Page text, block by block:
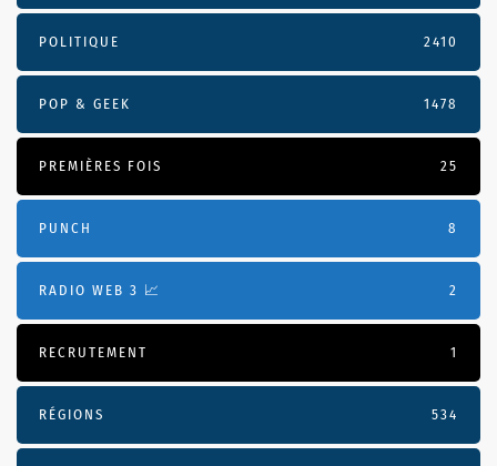
POLITIQUE 2410
POP & GEEK 1478
PREMIÈRES FOIS 25
PUNCH 8
RADIO WEB 3 📈 2
RECRUTEMENT 1
RÉGIONS 534